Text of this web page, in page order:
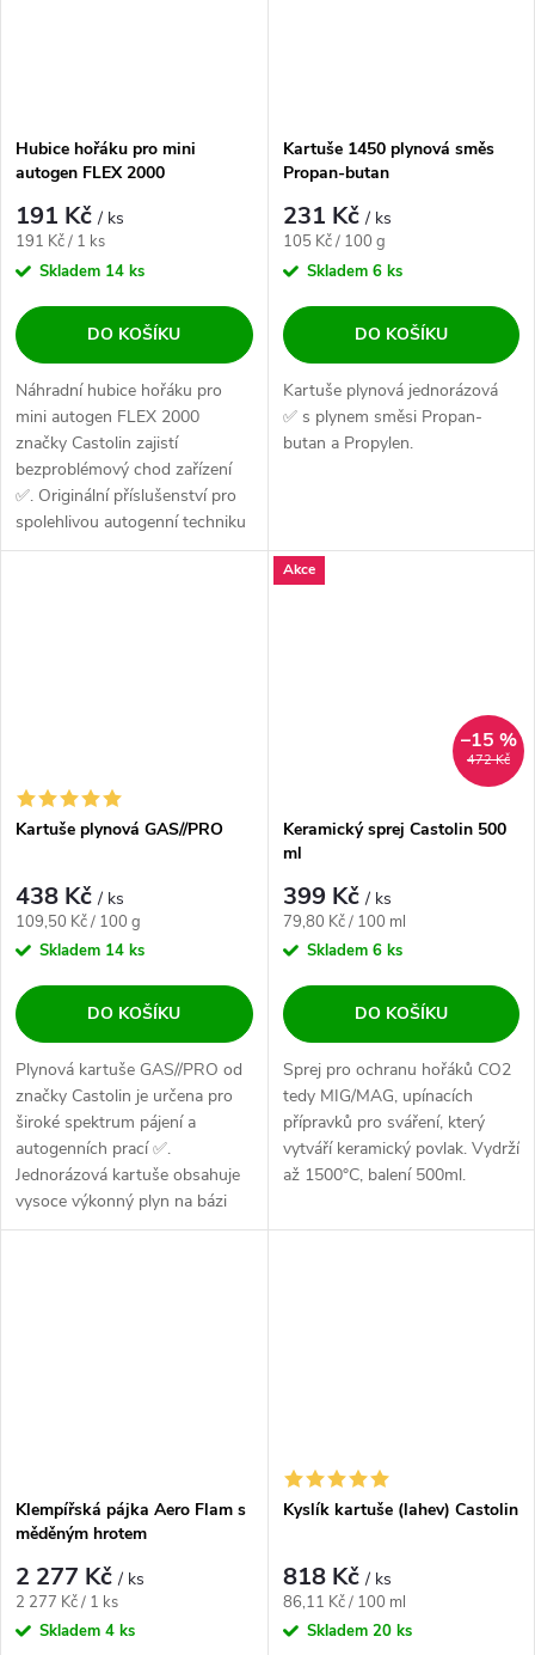
Hubice hořáku pro mini
autogen FLEX 2000
191 Kč/ ks
Měrná cena:
191 Kč / 1 ks
Skladem 14 ks
DO KOŠÍKU
Náhradní hubice hořáku pro
mini autogen FLEX 2000
značky Castolin zajistí
bezproblémový chod zařízení
✅. Originální příslušenství pro
spolehlivou autogenní techniku
miniautogen .
Kartuše 1450 plynová směs
Propan-butan
231 Kč/ ks
Měrná cena:
105 Kč / 100 g
Skladem 6 ks
DO KOŠÍKU
Kartuše plynová jednorázová
✅ s plynem směsi Propan-
butan a Propylen.
Kartuše plynová GAS//PRO
438 Kč/ ks
Měrná cena:
109,50 Kč / 100 g
Skladem 14 ks
DO KOŠÍKU
Plynová kartuše GAS//PRO od
značky Castolin je určena pro
široké spektrum pájení a
autogenních prací ✅.
Jednorázová kartuše obsahuje
vysoce výkonný plyn na bázi
propylenu.
Akce
472 Kč
–15 %
Keramický sprej Castolin 500
ml
399 Kč/ ks
Měrná cena:
79,80 Kč / 100 ml
Skladem 6 ks
DO KOŠÍKU
Sprej pro ochranu hořáků CO2
tedy MIG/MAG, upínacích
přípravků pro sváření, který
vytváří keramický povlak. Vydrží
až 1500°C, balení 500ml.
Klempířská pájka Aero Flam s
měděným hrotem
2 277 Kč/ ks
Měrná cena:
2 277 Kč / 1 ks
Skladem 4 ks
Kyslík kartuše (lahev) Castolin
818 Kč/ ks
Měrná cena:
86,11 Kč / 100 ml
Skladem 20 ks